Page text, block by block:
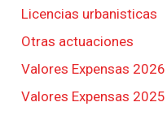
Licencias urbanisticas
Otras actuaciones
Valores Expensas 2026
Valores Expensas 2025